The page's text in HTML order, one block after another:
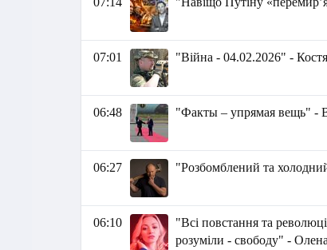
07:01 "Війна - 04.02.2026" -
06:48 "Факты – упрямая вещь"
06:27 "Розбомблений та
06:10
"Всі повстання та
розуміли - свободу" -